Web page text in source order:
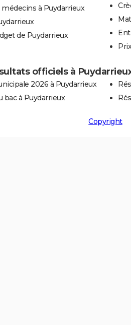
à Puydarrieux
de Puydarrieux
officiels à
2026 à Puydarrieux
bac à Puydarrieux
Copyright